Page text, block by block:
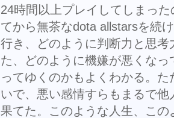
24時間以上プレイしてしまっ
てから無茶なdota allstarsを続
行き、どのように判断力と思
た、どのように機嫌が悪くな
ってゆくのかもよくわかる。
いで、悪い感情すらもまるで
果てた。このような人生、こ